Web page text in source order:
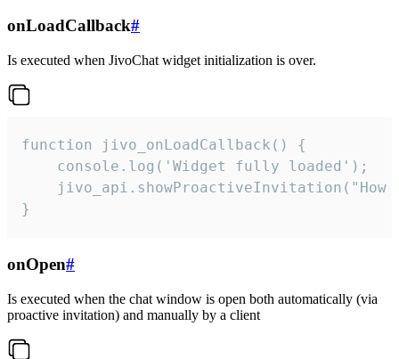
onLoadCallback#
Is executed when JivoChat widget initialization is over.
function jivo_onLoadCallback() {
    console.log('Widget fully loaded');
jivo_api.showProactiveInvitation("How
}
onOpen#
Is executed when the chat window is open both automatically (via
proactive invitation) and manually by a client